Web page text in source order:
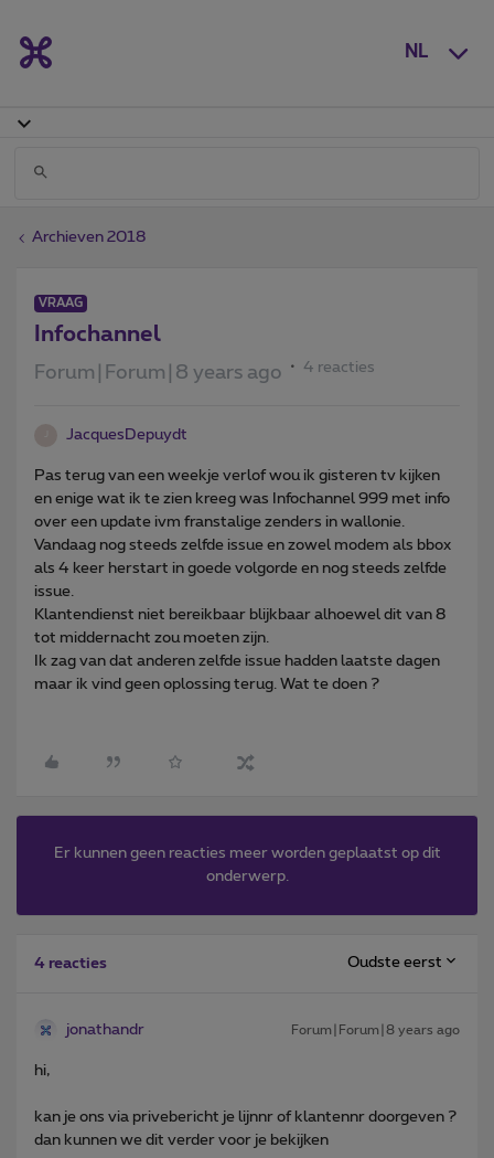
NL
Archieven 2018
VRAAG
Infochannel
Forum|Forum|8 years ago 4 reacties
JacquesDepuydt
Pas terug van een weekje verlof wou ik gisteren tv kijken
en enige wat ik te zien kreeg was Infochannel 999 met info
over een update ivm franstalige zenders in wallonie.
Vandaag nog steeds zelfde issue en zowel modem als bbox
als 4 keer herstart in goede volgorde en nog steeds zelfde
issue.
Klantendienst niet bereikbaar blijkbaar alhoewel dit van 8
tot middernacht zou moeten zijn.
Ik zag van dat anderen zelfde issue hadden laatste dagen
maar ik vind geen oplossing terug. Wat te doen ?
Er kunnen geen reacties meer worden geplaatst op dit
onderwerp.
4 reacties Oudste eerst
jonathandr Forum|Forum|8 years ago
hi,
kan je ons via privebericht je lijnnr of klantennr doorgeven ?
dan kunnen we dit verder voor je bekijken